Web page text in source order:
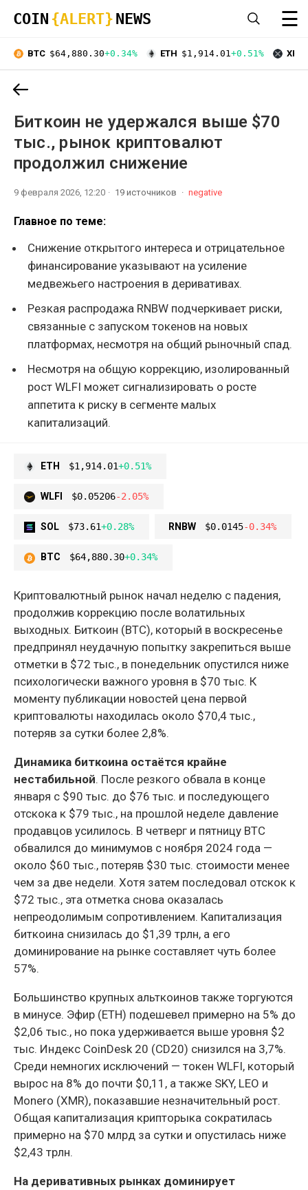
COIN {ALERT} NEWS ☰
BTC $64,880.30+0.34% ETH $1,914.01+0.51% XRP
Биткоин не удержался выше $70
тыс., рынок криптовалют
продолжил снижение
9 февраля 2026, 12:20 19 источников negative
Главное по теме:
Снижение открытого интереса и отрицательное
финансирование указывают на усиление
медвежьего настроения в деривативах.
Резкая распродажа RNBW подчеркивает риски,
связанные с запуском токенов на новых
платформах, несмотря на общий рыночный спад.
Несмотря на общую коррекцию, изолированный
рост WLFI может сигнализировать о росте
аппетита к риску в сегменте малых
капитализаций.
ETH $1,914.01+0.51%
WLFI $0.05206-2.05%
SOL $73.61+0.28% RNBW $0.0145-0.34%
BTC $64,880.30+0.34%
Криптовалютный рынок начал неделю с падения,
продолжив коррекцию после волатильных
выходных. Биткоин (BTC), который в воскресенье
предпринял неудачную попытку закрепиться выше
отметки в $72 тыс., в понедельник опустился ниже
психологически важного уровня в $70 тыс. К
моменту публикации новостей цена первой
криптовалюты находилась около $70,4 тыс.,
потеряв за сутки более 2,8%.
Динамика биткоина остаётся крайне
нестабильной. После резкого обвала в конце
января с $90 тыс. до $76 тыс. и последующего
отскока к $79 тыс., на прошлой неделе давление
продавцов усилилось. В четверг и пятницу BTC
обвалился до минимумов с ноября 2024 года —
около $60 тыс., потеряв $30 тыс. стоимости менее
чем за две недели. Хотя затем последовал отскок к
$72 тыс., эта отметка снова оказалась
непреодолимым сопротивлением. Капитализация
биткоина снизилась до $1,39 трлн, а его
доминирование на рынке составляет чуть более
57%.
Большинство крупных альткоинов также торгуются
в минусе. Эфир (ETH) подешевел примерно на 5% до
$2,06 тыс., но пока удерживается выше уровня $2
тыс. Индекс CoinDesk 20 (CD20) снизился на 3,7%.
Среди немногих исключений — токен WLFI, который
вырос на 8% до почти $0,11, а также SKY, LEO и
Monero (XMR), показавшие незначительный рост.
Общая капитализация крипторыка сократилась
примерно на $70 млрд за сутки и опустилась ниже
$2,43 трлн.
На деривативных рынках доминирует